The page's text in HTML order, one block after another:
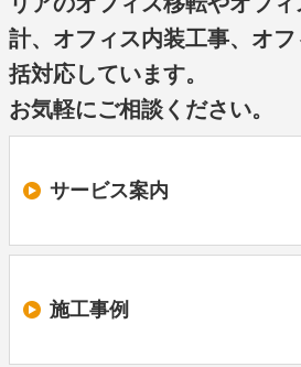
計、オフィス内装工事、オ
括対応しています。
お気軽にご相談ください。
サービス案内
施工事例